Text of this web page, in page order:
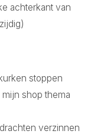
achterkant van
stoppen
shop thema
verzinnen